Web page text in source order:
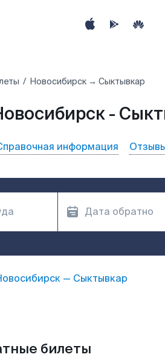
Новосибирск → Сыктывкар
-
информация
— Сыктывкар
билеты